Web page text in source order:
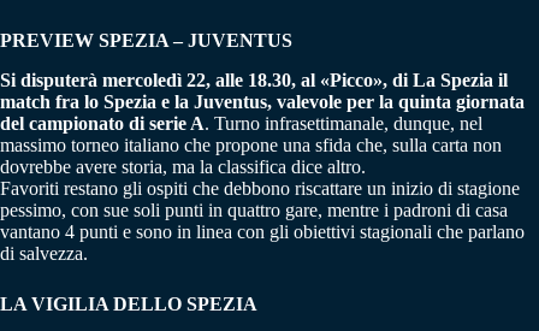
PREVIEW SPEZIA – JUVENTUS
Si disputerà mercoledì 22, alle 18.30, al «Picco», di La Spezia il
match fra lo Spezia e la Juventus, valevole per la quinta giornata
del campionato di serie A. Turno infrasettimanale, dunque, nel
massimo torneo italiano che propone una sfida che, sulla carta non
dovrebbe avere storia, ma la classifica dice altro.
Favoriti restano gli ospiti che debbono riscattare un inizio di stagione
pessimo, con sue soli punti in quattro gare, mentre i padroni di casa
vantano 4 punti e sono in linea con gli obiettivi stagionali che parlano
di salvezza.
LA VIGILIA DELLO SPEZIA